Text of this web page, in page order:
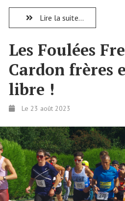
Lire la suite...
Les Foulées
Cardon frères
libre !
Le 23 août 2023